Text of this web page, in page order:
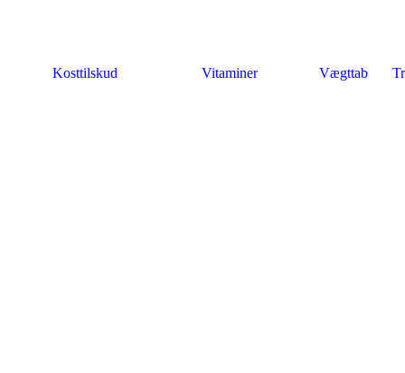
Kosttilskud Vitaminer Vægttab